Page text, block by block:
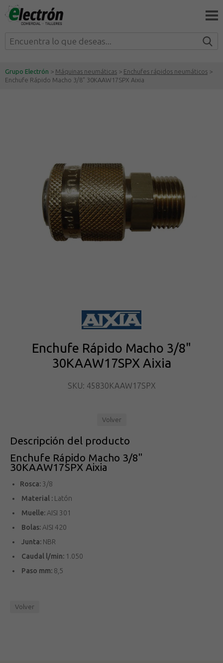
Grupo Electrón > Máquinas neumáticas > Enchufes rápidos neumáticos >
Enchufe Rápido Macho 3/8" 30KAAW17SPX Aixia
Enchufe Rápido Macho 3/8"
30KAAW17SPX Aixia
SKU: 45830KAAW17SPX
Volver
Descripción del producto
Enchufe Rápido Macho 3/8"
30KAAW17SPX Aixia
Rosca: 3/8
Material : Latón
Muelle: AISI 301
Bolas: AISI 420
Junta: NBR
Caudal l/min: 1.050
Paso mm: 8,5
Volver